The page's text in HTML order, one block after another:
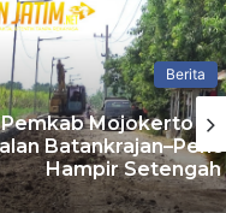
semakin berkesan
baru, serta semakin
dalam berkarya.
berdampak
komunitas seni
kreatif Indonesia
digemari
Pelebaran
Sepanjang